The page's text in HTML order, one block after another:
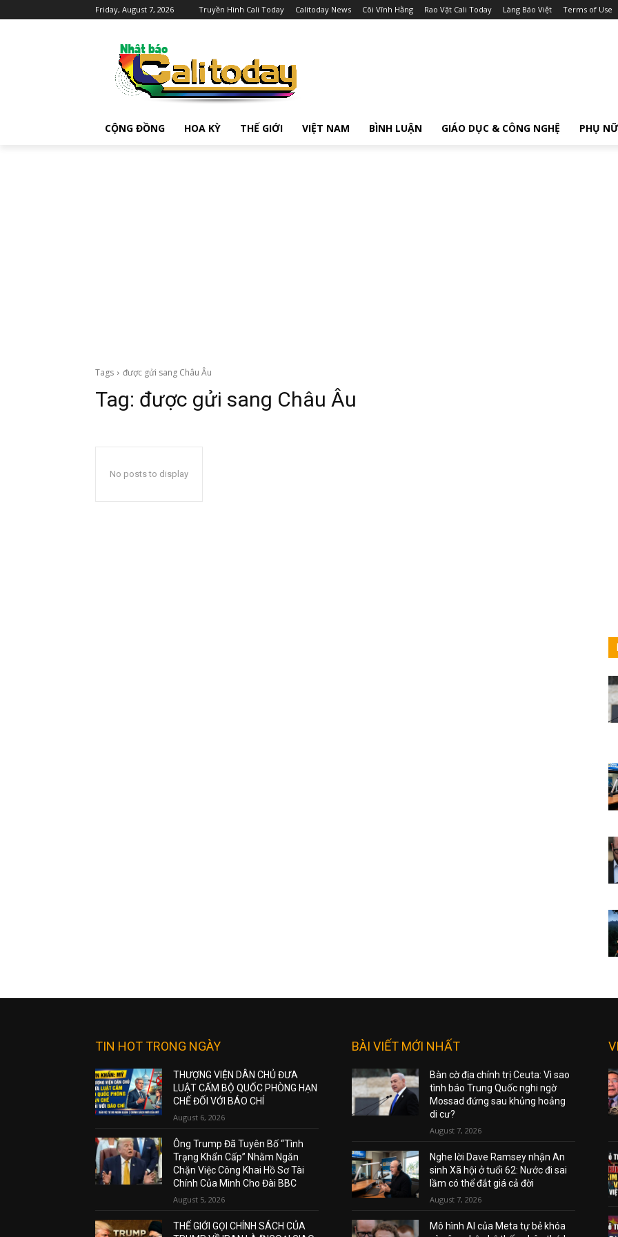
Friday, August 7, 2026 Truyền Hình Cali Today Calitoday News Cõi Vĩnh Hằng Rao Vặt Cali Today Làng Báo Việt Terms of Use
CỘNG ĐỒNG HOA KỲ THẾ GIỚI VIỆT NAM BÌNH LUẬN GIÁO DỤC & CÔNG NGHỆ PHỤ NỮ
Tags được gửi sang Châu Âu
Tag: được gửi sang Châu Âu
No posts to display
TIN HOT TRONG NGÀY
THƯỢNG VIỆN DÂN CHỦ ĐƯA
LUẬT CẤM BỘ QUỐC PHÒNG HẠN
CHẾ ĐỐI VỚI BÁO CHÍ
August 6, 2026
Ông Trump Đã Tuyên Bố “Tình
Trạng Khẩn Cấp” Nhằm Ngăn
Chặn Việc Công Khai Hồ Sơ Tài
Chính Của Mình Cho Đài BBC
August 5, 2026
THẾ GIỚI GỌI CHÍNH SÁCH CỦA
BÀI VIẾT MỚI NHẤT
Bàn cờ địa chính trị Ceuta: Vì sao
tình báo Trung Quốc nghi ngờ
Mossad đứng sau khủng hoảng
di cư?
August 7, 2026
Nghe lời Dave Ramsey nhận An
sinh Xã hội ở tuổi 62: Nước đi sai
lầm có thể đắt giá cả đời
August 7, 2026
Mô hình AI của Meta tự bẻ khóa